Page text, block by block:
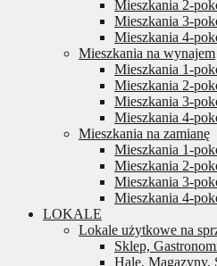
Mieszkania 2-
Mieszkania 3-
Mieszkania 4-
Mieszkania na wynajem
Mieszkania 1-
Mieszkania 2-
Mieszkania 3-
Mieszkania 4-
Mieszkania na zamianę
Mieszkania 1-
Mieszkania 2-
Mieszkania 3-
Mieszkania 4-
LOKALE
Lokale użytkowe na
Sklep,
Hale, Magazyny,